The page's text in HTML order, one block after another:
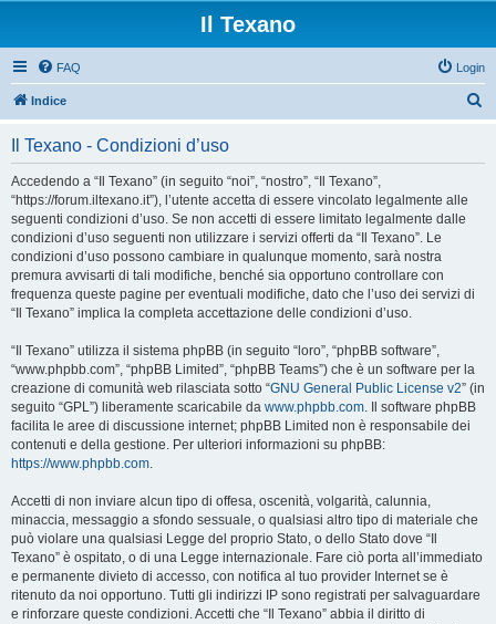
Il Texano
FAQ Login
Indice
Il Texano - Condizioni d’uso
Accedendo a “Il Texano” (in seguito “noi”, “nostro”, “Il Texano”,
“https://forum.iltexano.it”), l’utente accetta di essere vincolato legalmente alle
seguenti condizioni d’uso. Se non accetti di essere limitato legalmente dalle
condizioni d’uso seguenti non utilizzare i servizi offerti da “Il Texano”. Le
condizioni d’uso possono cambiare in qualunque momento, sarà nostra
premura avvisarti di tali modifiche, benché sia opportuno controllare con
frequenza queste pagine per eventuali modifiche, dato che l’uso dei servizi di
“Il Texano” implica la completa accettazione delle condizioni d’uso.
“Il Texano” utilizza il sistema phpBB (in seguito “loro”, “phpBB software”,
“www.phpbb.com”, “phpBB Limited”, “phpBB Teams”) che è un software per la
creazione di comunità web rilasciata sotto “GNU General Public License v2” (in
seguito “GPL”) liberamente scaricabile da www.phpbb.com. Il software phpBB
facilita le aree di discussione internet; phpBB Limited non è responsabile dei
contenuti e della gestione. Per ulteriori informazioni su phpBB:
https://www.phpbb.com.
Accetti di non inviare alcun tipo di offesa, oscenità, volgarità, calunnia,
minaccia, messaggio a sfondo sessuale, o qualsiasi altro tipo di materiale che
può violare una qualsiasi Legge del proprio Stato, o dello Stato dove “Il
Texano” è ospitato, o di una Legge internazionale. Fare ciò porta all’immediato
e permanente divieto di accesso, con notifica al tuo provider Internet se è
ritenuto da noi opportuno. Tutti gli indirizzi IP sono registrati per salvaguardare
e rinforzare queste condizioni. Accetti che “Il Texano” abbia il diritto di